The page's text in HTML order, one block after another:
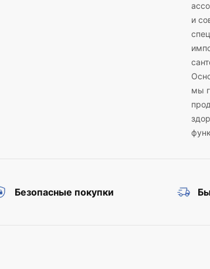
и
мы
Безопасные покупки